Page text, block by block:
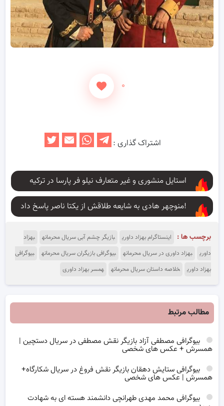
۰
اشتراک گذاری :
استایل منشوری و غیر متعارف نیلو فر پارسا در ترکیه
منوچهر هادی به شایعه طلاقش از یکتا ناصر پاسخ داد!
برچسب ها : اینستاگرام بهزاد داوری بازیگر چشم آبی سریال محرمانه
بهزاد
داوری
بهزاد داوری در سریال محرمانه بیوگرافی بازیگران سریال محرمانه
بیوگرافی
بهزاد داوری
خلاصه داستان سریال محرمانه همسر بهزاد داوری
مطالب مرتبط
بیوگرافی مصطفی آزاد بازیگر نقش مصطفی در سریال دستچین |
همسرش + عکس های شخصی
بیوگرافی ستایش دهقان بازیگر نقش فروغ در سریال شکارگاه+
همسرش | عکس های شخصی
بیوگرافی محمد مهدی طهرانچی دانشمند هسته ای به شهادت